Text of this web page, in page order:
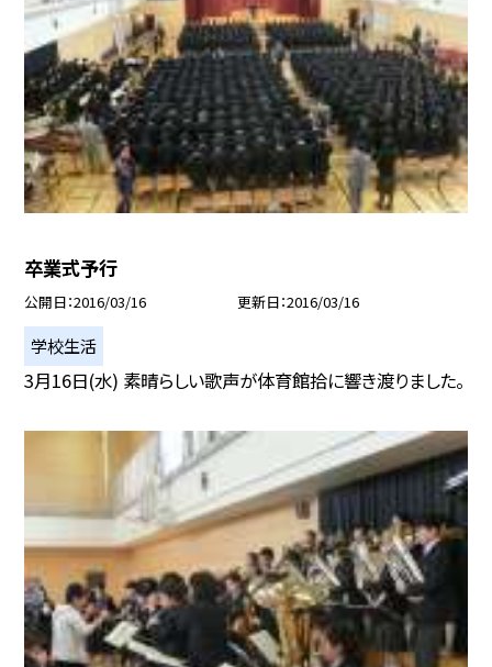
卒業式予行
公開日 2016/03/16 更新日 2016/03/16
学校生活
3月16日(水) 素晴らしい歌声が体育館拾に響き渡りました。